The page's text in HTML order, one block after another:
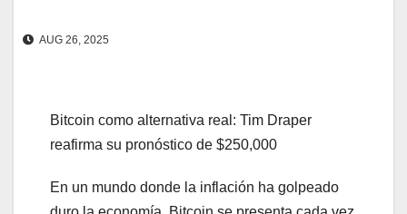
AUG 26, 2025
Bitcoin como alternativa real: Tim Draper
reafirma su pronóstico de $250,000
En un mundo donde la inflación ha golpeado